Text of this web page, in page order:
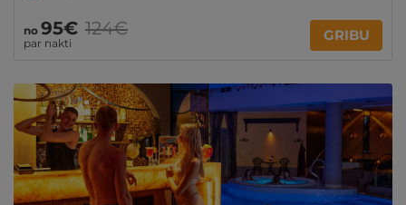
no 95€
par nakti
124€ GRIBU